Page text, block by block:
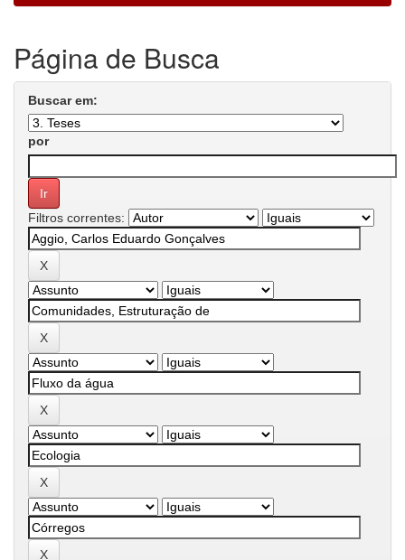
Página de Busca
Buscar em:
por
Filtros correntes: